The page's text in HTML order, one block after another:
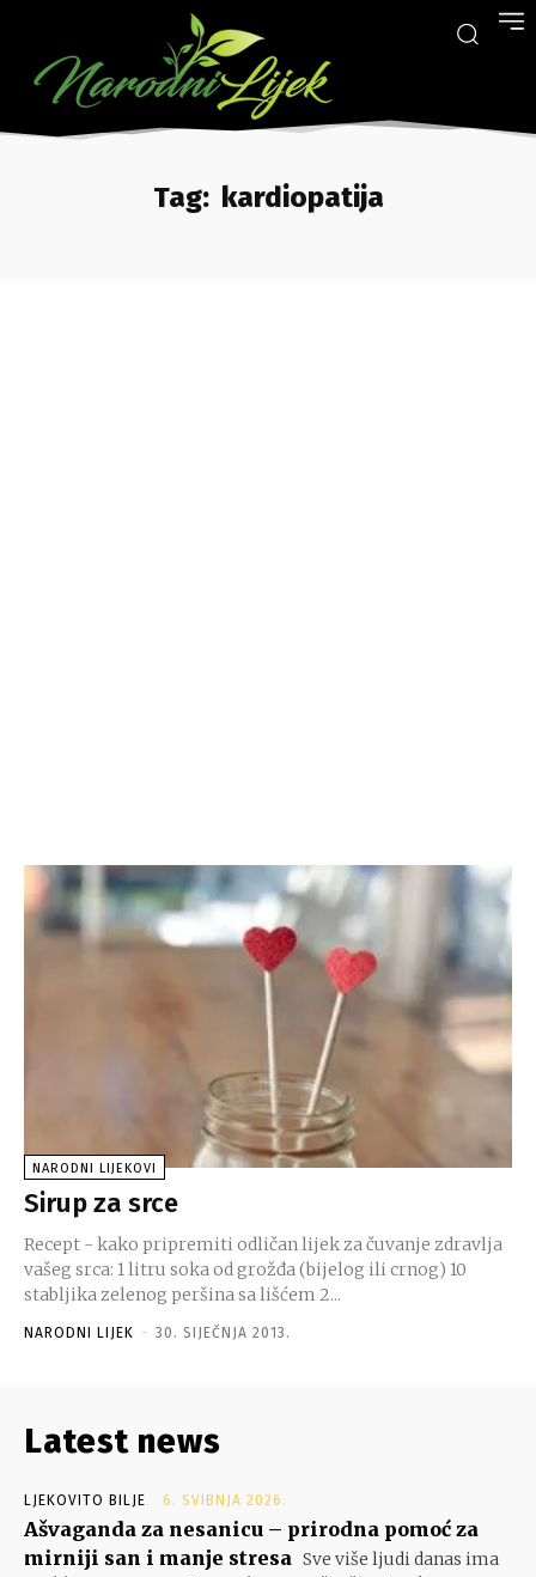
Tag: kardiopatija
NARODNI LIJEKOVI
Sirup za srce
Recept - kako pripremiti odličan lijek za čuvanje zdravlja
vašeg srca: 1 litru soka od grožđa (bijelog ili crnog) 10
stabljika zelenog peršina sa lišćem 2...
NARODNI LIJEK - 30. SIJEČNJA 2013.
Latest news
LJEKOVITO BILJE 6. SVIBNJA 2026.
Ašvaganda za nesanicu – prirodna pomoć za
mirniji san i manje stresa Sve više ljudi danas ima